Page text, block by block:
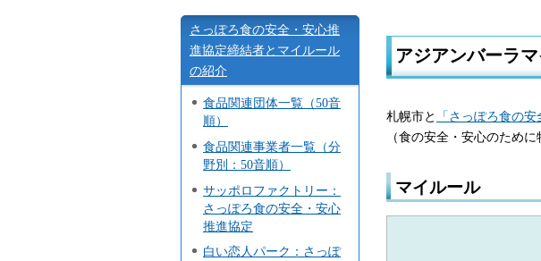
さっぽろ食の安全・安心推
進協定締結者とマイルール
の紹介
食品関連団体一覧（50音
順）
食品関連事業者一覧（分
野別：50音順）
サッポロファクトリー：
さっぽろ食の安全・安心
推進協定
白い恋人パーク：さっぽ
アジアンバーラ
札幌市と 「さっぽろ食の
（食の安全・安心のため
マイルール